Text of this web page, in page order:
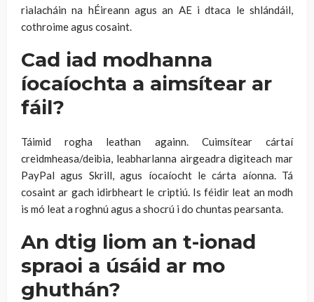
rialacháin na hÉireann agus an AE i dtaca le shlándáil,
cothroime agus cosaint.
Cad iad modhanna
íocaíochta a aimsítear ar
fáil?
Táimid rogha leathan againn. Cuimsítear cártaí
creidmheasa/deibia, leabharlanna airgeadra digiteach mar
PayPal agus Skrill, agus íocaíocht le cárta aíonna. Tá
cosaint ar gach idirbheart le criptiú. Is féidir leat an modh
is mó leat a roghnú agus a shocrú i do chuntas pearsanta.
An dtig liom an t-ionad
spraoi a úsáid ar mo
ghuthán?